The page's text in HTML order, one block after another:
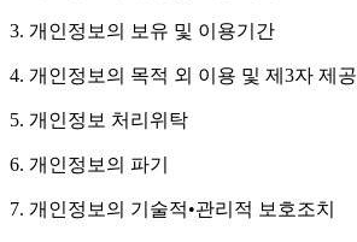
3. 개인정보의 보유 및 이용기간
4. 개인정보의 목적 외 이용 및 제3자 제공
5. 개인정보 처리위탁
6. 개인정보의 파기
7. 개인정보의 기술적•관리적 보호조치